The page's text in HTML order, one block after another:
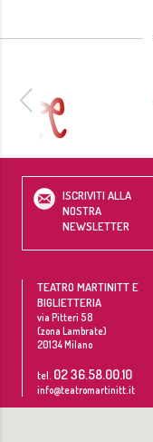
ISCRIVITI ALLA
NOSTRA
NEWSLETTER
TEATRO MARTINITT E
BIGLIETTERIA
via Pitteri 58
(zona Lambrate)
20134Milano
tel. 02 36.58.00.10
info@teatromartinitt.it